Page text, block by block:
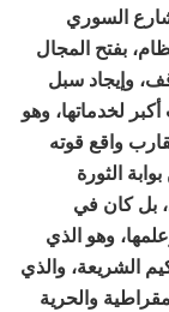
السوري
بفتح المجال
وإيجاد سبل
لخدماتها، وهو
واقع قوته
الثورة
بل كان في
وهو الذي
الشريعة، والذي
والحرية